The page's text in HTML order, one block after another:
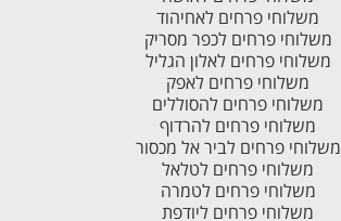
משלוחי פרחים לאחיהוד
משלוחי פרחים לכפר מסריק
משלוחי פרחים לאלון הגליל
משלוחי פרחים לאפק
משלוחי פרחים להסוללים
משלוחי פרחים להרדוף
משלוחי פרחים לביר אל מכסור
משלוחי פרחים לטלאל
משלוחי פרחים לטמרה
משלוחי פרחים ליודפת